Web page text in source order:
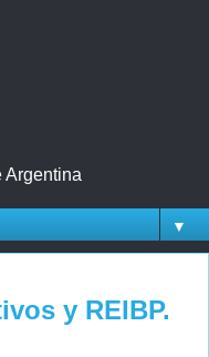
Argentina
▼
y REIBP.